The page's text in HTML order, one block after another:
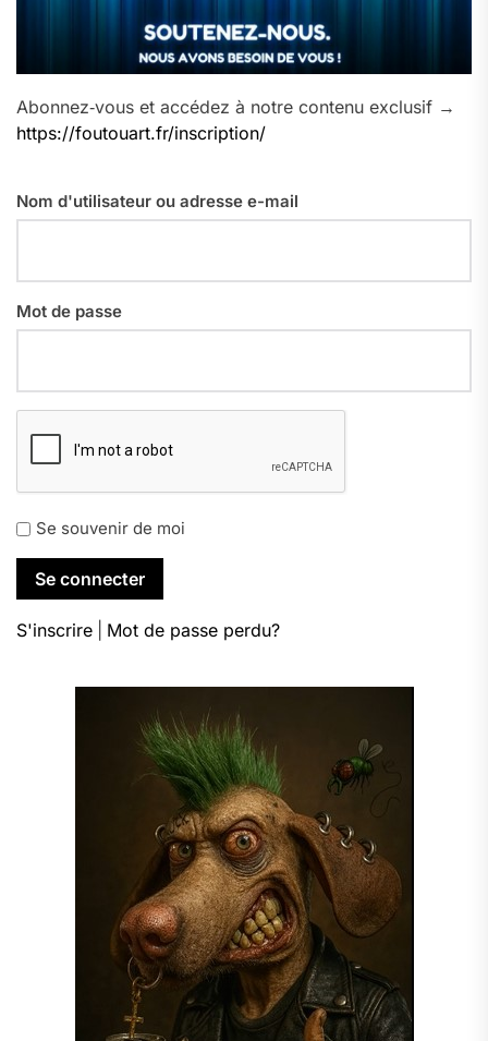
Abonnez‑vous et accédez à notre contenu exclusif →
https://foutouart.fr/inscription/
Nom d'utilisateur ou adresse e-mail
Mot de passe
Se souvenir de moi
S'inscrire Mot de passe perdu?